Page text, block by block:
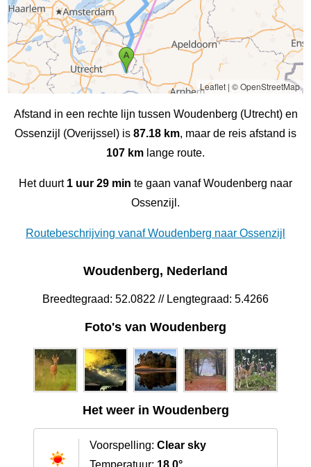
Leaflet| © OpenStreetMap
Afstand in een rechte lijn tussen Woudenberg (Utrecht) en
Ossenzijl (Overijssel) is 87.18 km, maar de reis afstand is
107 km lange route.
Het duurt 1 uur 29 min te gaan vanaf Woudenberg naar
Ossenzijl.
Routebeschrijving vanaf Woudenberg naar Ossenzijl
Woudenberg, Nederland
Breedtegraad: 52.0822 // Lengtegraad: 5.4266
Foto's van Woudenberg
Het weer in Woudenberg
Voorspelling: Clear sky